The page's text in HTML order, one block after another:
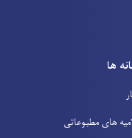
ها
های مطبوعاتی